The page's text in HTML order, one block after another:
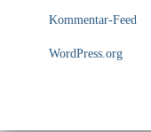
Kommentar-Feed
WordPress.org